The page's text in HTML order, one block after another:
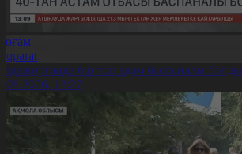
бір топ адам баспаналы болды
13:27